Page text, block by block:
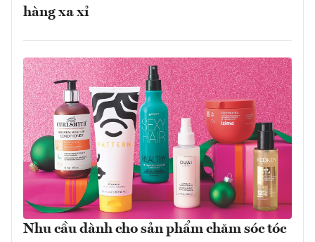
hàng xa xỉ
Nhu cầu dành cho sản phẩm chăm sóc tóc